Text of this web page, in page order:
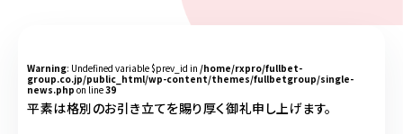
Warning: Undefined variable $prev_id in /home/rxpro/fullbet-
group.co.jp/public_html/wp-content/themes/fullbetgroup/single-
news.php on line39
平素は格別のお引き立てを賜り厚く御礼申し上げます。